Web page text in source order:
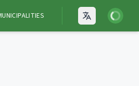
Open
Login